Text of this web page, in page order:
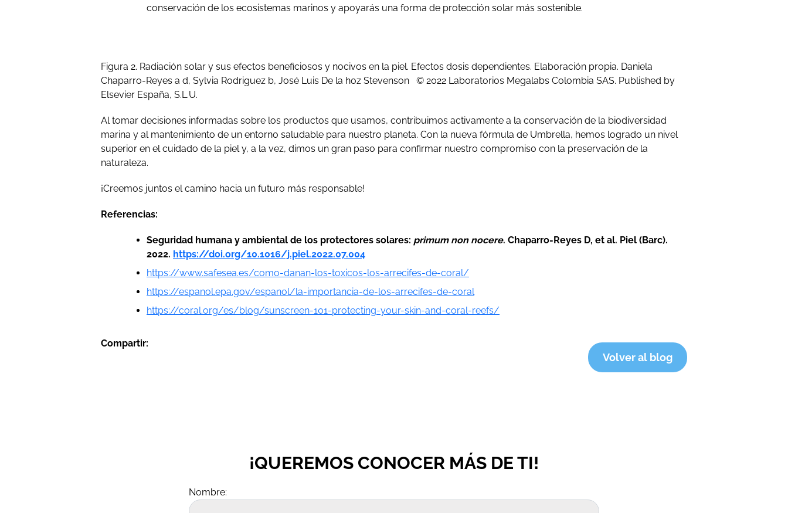
conservación de los ecosistemas marinos y apoyarás una forma de protección solar más sostenible.
Figura 2. Radiación solar y sus efectos beneficiosos y nocivos en la piel. Efectos dosis dependientes. Elaboración propia. Daniela
Chaparro-Reyes a d, Sylvia Rodriguez b, José Luis De la hoz Stevenson © 2022 Laboratorios Megalabs Colombia SAS. Published by
Elsevier España, S.L.U.
Al tomar decisiones informadas sobre los productos que usamos, contribuimos activamente a la conservación de la biodiversidad
marina y al mantenimiento de un entorno saludable para nuestro planeta. Con la nueva fórmula de Umbrella, hemos logrado un nivel
superior en el cuidado de la piel y, a la vez, dimos un gran paso para confirmar nuestro compromiso con la preservación de la
naturaleza.
¡Creemos juntos el camino hacia un futuro más responsable!
Referencias:
Seguridad humana y ambiental de los protectores solares: primum non nocere. Chaparro-Reyes D, et al. Piel (Barc).
2022. https://doi.org/10.1016/j.piel.2022.07.004
https://www.safesea.es/como-danan-los-toxicos-los-arrecifes-de-coral/
https://espanol.epa.gov/espanol/la-importancia-de-los-arrecifes-de-coral
https://coral.org/es/blog/sunscreen-101-protecting-your-skin-and-coral-reefs/
Compartir:
Volver al blog
¡QUEREMOS CONOCER MÁS DE TI!
Nombre: